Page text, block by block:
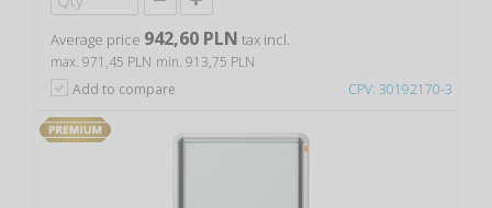
CPV: 30192170-3
Average price 942,60 PLN tax incl.
max. 971,45 PLN min. 913,75 PLN
Add to compare